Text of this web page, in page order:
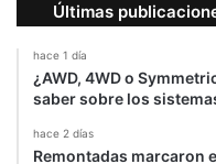
Últimas
hace 1 día
¿AWD, 4WD o
saber sobre los
hace 2 días
Remontadas marcaron